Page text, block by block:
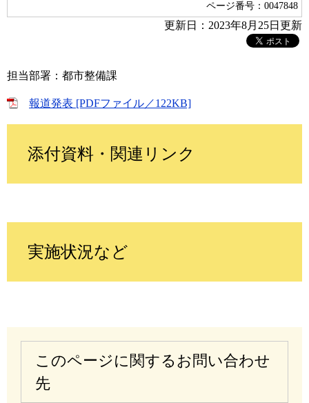
ページ番号：0047848
更新日：2023年8月25日更新
担当部署：都市整備課
報道発表 [PDFファイル／122KB]
添付資料・関連リンク
実施状況など
このページに関するお問い合わせ
先